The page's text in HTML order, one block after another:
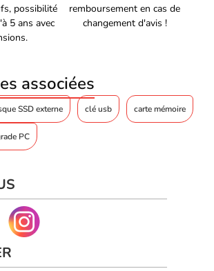
possibilité
5 ans avec
remboursement en cas de
changement d'avis !
associées
SSD externe clé usb carte mémoire
PC